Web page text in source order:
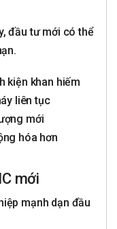
đầu tư mới có thể
kiện khan hiếm
liên tục
mới
hóa hơn
mới
mạnh dạn đầu